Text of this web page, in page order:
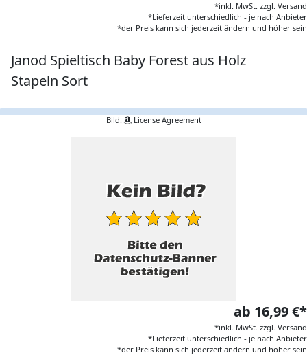
*inkl. MwSt. zzgl. Versand
*Lieferzeit unterschiedlich - je nach Anbieter
*der Preis kann sich jederzeit ändern und höher sein
Janod Spieltisch Baby Forest aus Holz
Stapeln Sort
Bild: License Agreement
ab 16,99 €*
*inkl. MwSt. zzgl. Versand
*Lieferzeit unterschiedlich - je nach Anbieter
*der Preis kann sich jederzeit ändern und höher sein